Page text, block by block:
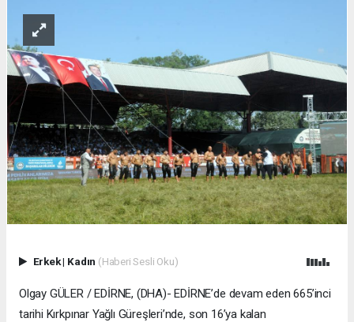
Erkek| Kadın (Haberi Sesli Oku)
Olgay GÜLER / EDİRNE, (DHA)- EDİRNE’de devam eden 665’inci
tarihi Kırkpınar Yağlı Güreşleri’nde, son 16’ya kalan